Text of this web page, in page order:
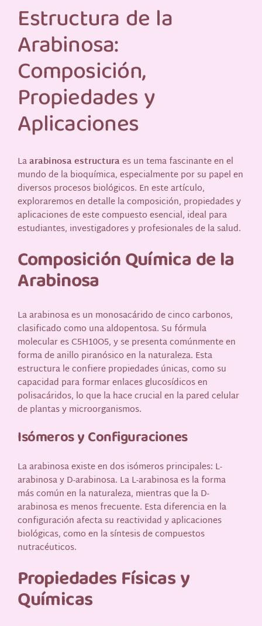
Estructura de la
Arabinosa:
Composición,
Propiedades y
Aplicaciones
Laarabinosa estructuraes un tema fascinante en el
mundo de la bioquímica, especialmente por su papel en
diversos procesos biológicos. En este artículo,
exploraremos en detalle la composición, propiedades y
aplicaciones de este compuesto esencial, ideal para
estudiantes, investigadores y profesionales de la salud.
Composición Química de la
Arabinosa
La arabinosa es un monosacárido de cinco carbonos,
clasificado como una aldopentosa. Su fórmula
molecular es C5H10O5, y se presenta comúnmente en
forma de anillo piranósico en la naturaleza. Esta
estructura le confiere propiedades únicas, como su
capacidad para formar enlaces glucosídicos en
polisacáridos, lo que la hace crucial en la pared celular
de plantas y microorganismos.
Isómeros y Configuraciones
La arabinosa existe en dos isómeros principales: L-
arabinosa y D-arabinosa. La L-arabinosa es la forma
más común en la naturaleza, mientras que la D-
arabinosa es menos frecuente. Esta diferencia en la
configuración afecta su reactividad y aplicaciones
biológicas, como en la síntesis de compuestos
nutracéuticos.
Propiedades Físicas y
Químicas